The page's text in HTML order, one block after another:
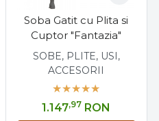
Soba Gatit cu Plita si
Cuptor "Fantazia"
SOBE, PLITE, USI,
ACCESORII
1.147,97 RON